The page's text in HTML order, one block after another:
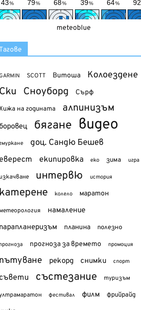
meteoblue
SCOTT Витоша Колоездене
Ски Сноуборд Сърф
на годината алпинизъм
бягане видео
доц. Сандю Бешев
екипировка еко зима игра
изкачване интервю история
катерене колело маратон
метеорология
намаление
парапланеризъм
планина полезно
прогноза прогноза за времето промоция
пътуване рекорд снимки спорт
състезание туризъм
фестивал филм фрийрайд